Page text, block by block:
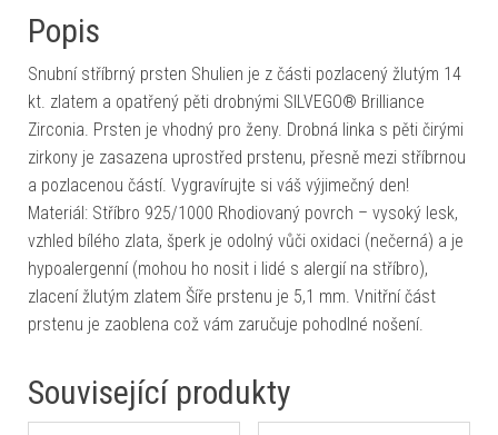
Popis
Snubní stříbrný prsten Shulien je z části pozlacený žlutým 14
kt. zlatem a opatřený pěti drobnými SILVEGO® Brilliance
Zirconia. Prsten je vhodný pro ženy. Drobná linka s pěti čirými
zirkony je zasazena uprostřed prstenu, přesně mezi stříbrnou
a pozlacenou částí. Vygravírujte si váš výjimečný den!
Materiál: Stříbro 925/1000 Rhodiovaný povrch – vysoký lesk,
vzhled bílého zlata, šperk je odolný vůči oxidaci (nečerná) a je
hypoalergenní (mohou ho nosit i lidé s alergií na stříbro),
zlacení žlutým zlatem Šíře prstenu je 5,1 mm. Vnitřní část
prstenu je zaoblena což vám zaručuje pohodlné nošení.
Související produkty